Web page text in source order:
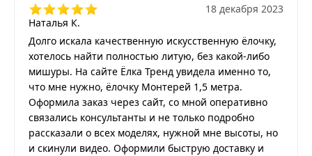
Наталья К.
18 декабря 2023
Долго искала качественную искусственную ёлочку,
хотелось найти полностью литую, без какой-либо
мишуры. На сайте Ёлка Тренд увидела именно то,
что мне нужно, ёлочку Монтерей 1,5 метра.
Оформила заказ через сайт, со мной оперативно
связались консультанты и не только подробно
рассказали о всех моделях, нужной мне высоты, но
и скинули видео. Оформили быструю доставку и